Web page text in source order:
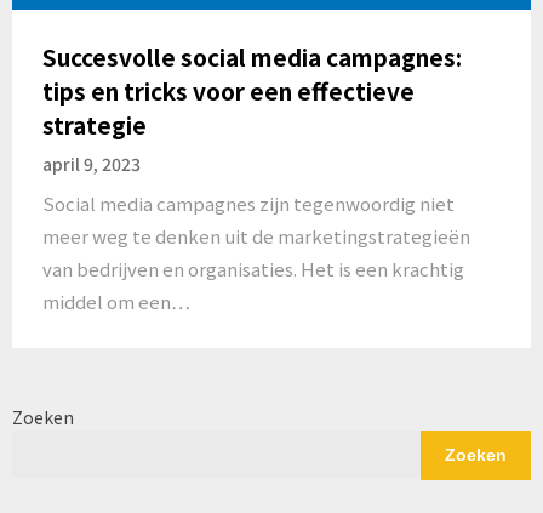
Succesvolle social media campagnes:
tips en tricks voor een effectieve
strategie
april 9, 2023
Social media campagnes zijn tegenwoordig niet
meer weg te denken uit de marketingstrategieën
van bedrijven en organisaties. Het is een krachtig
middel om een…
Zoeken
Zoeken